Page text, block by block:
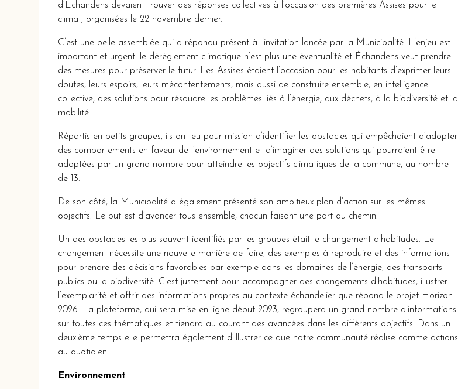
d’Échandens devaient trouver des réponses collectives à l’occasion des premières Assises pour le
climat, organisées le 22 novembre dernier.
C’est une belle assemblée qui a répondu présent à l’invitation lancée par la Municipalité. L’enjeu est
important et urgent: le dérèglement climatique n’est plus une éventualité et Échandens veut prendre
des mesures pour préserver le futur. Les Assises étaient l’occasion pour les habitants d’exprimer leurs
doutes, leurs espoirs, leurs mécontentements, mais aussi de construire ensemble, en intelligence
collective, des solutions pour résoudre les problèmes liés à l’énergie, aux déchets, à la biodiversité et la
mobilité.
Répartis en petits groupes, ils ont eu pour mission d’identifier les obstacles qui empêchaient d’adopter
des comportements en faveur de l’environnement et d’imaginer des solutions qui pourraient être
adoptées par un grand nombre pour atteindre les objectifs climatiques de la commune, au nombre
de 13.
De son côté, la Municipalité a également présenté son ambitieux plan d’action sur les mêmes
objectifs. Le but est d’avancer tous ensemble, chacun faisant une part du chemin.
Un des obstacles les plus souvent identifiés par les groupes était le changement d’habitudes. Le
changement nécessite une nouvelle manière de faire, des exemples à reproduire et des informations
pour prendre des décisions favorables par exemple dans les domaines de l’énergie, des transports
publics ou la biodiversité. C’est justement pour accompagner des changements d’habitudes, illustrer
l’exemplarité et offrir des informations propres au contexte échandelier que répond le projet Horizon
2026. La plateforme, qui sera mise en ligne début 2023, regroupera un grand nombre d’informations
sur toutes ces thématiques et tiendra au courant des avancées dans les différents objectifs. Dans un
deuxième temps elle permettra également d’illustrer ce que notre communauté réalise comme actions
au quotidien.
Environnement